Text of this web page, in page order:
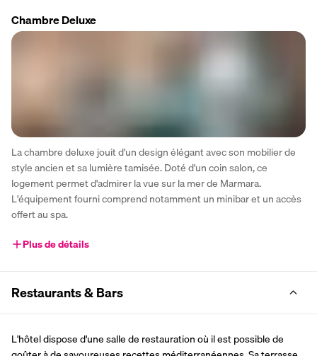
Chambre Deluxe
La chambre deluxe jouit d'un design élégant avec son mobilier de
style ancien et sa lumière tamisée. Doté d'un coin salon, ce
logement permet d'admirer la vue sur la mer de Marmara.
L'équipement fourni comprend notamment un minibar et un accès
offert au spa.
Plus de détails
Restaurants & Bars
L'hôtel dispose d'une salle de restauration où il est possible de